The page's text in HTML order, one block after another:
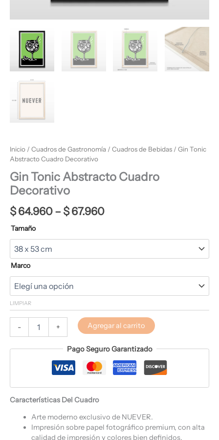
Inicio / Cuadros de Gastronomía / Cuadros de Bebidas / Gin Tonic
Abstracto Cuadro Decorativo
Gin Tonic Abstracto Cuadro
Decorativo
$64.960– $67.960
Tamaño
Marco
LIMPIAR
- + Agregar al carrito
Pago Seguro Garantizado
Características Del Cuadro
Arte moderno exclusivo de NUEVER.
Impresión sobre papel fotográfico premium, con alta
calidad de impresión y colores bien definidos.